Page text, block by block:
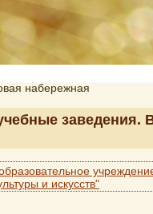
набережная
заведения.
и искусств"